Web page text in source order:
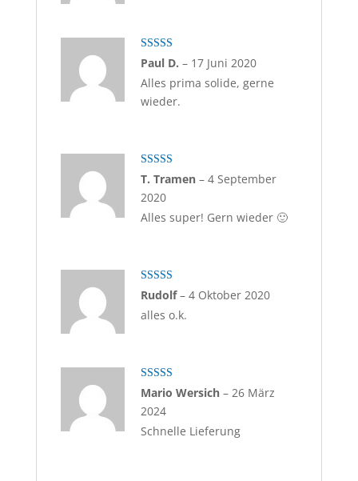
Bewertet mit
5 von 5
Paul D. – 17 Juni 2020
Alles prima solide, gerne
wieder.
Bewertet mit
5 von 5
T. Tramen – 4 September
2020
Alles super! Gern wieder 🙂
Bewert
et mit 3
von 5
Rudolf– 4 Oktober 2020
alles o.k.
Bewertet
mit4von
5
Mario Wersich – 26 März
2024
Schnelle Lieferung